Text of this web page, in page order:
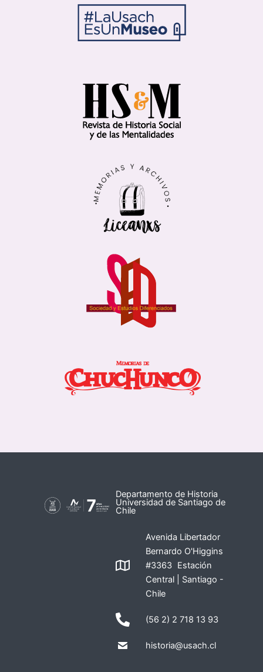
Departamento de Historia
Universidad de Santiago de
Chile
Avenida Libertador
Bernardo O'Higgins
#3363 Estación
Central | Santiago -
Chile
(56 2) 2 718 13 93
historia@usach.cl